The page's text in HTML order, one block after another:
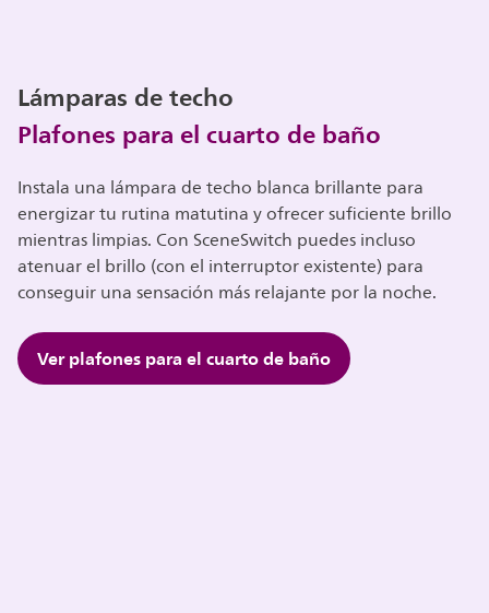
Lámparas de techo
Plafones para el cuarto de baño
Instala una lámpara de techo blanca brillante para
energizar tu rutina matutina y ofrecer suficiente brillo
mientras limpias. Con SceneSwitch puedes incluso
atenuar el brillo (con el interruptor existente) para
conseguir una sensación más relajante por la noche.
Ver plafones para el cuarto de baño